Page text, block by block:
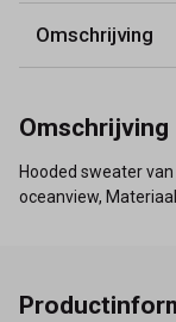
Omschrijving
Omschrijving
Hooded sweater
oceanview,